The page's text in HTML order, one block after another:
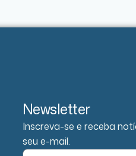
Newsletter
Inscreva-se e receba
seu e-mail.